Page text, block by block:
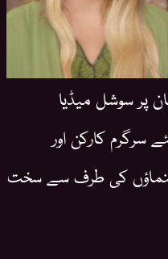
پر سوشل میڈیا
سرگرم کارکن اور
رہنماؤں کی طرف سے سخت